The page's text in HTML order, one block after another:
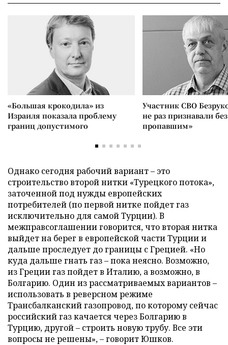
«Большая крокодила» из
Израиля показала проблему
границ допустимого
Участник СВО
не раз признавали
пропавшим»
Однако сегодня рабочий вариант – это
строительство второй нитки «Турецкого потока»,
заточенной под нужды европейских
потребителей (по первой нитке пойдет газ
исключительно для самой Турции). В
межправсоглашении говорится, что вторая нитка
выйдет на берег в европейской части Турции и
дальше проследует до границы с Грецией. «Но
куда дальше гнать газ – пока неясно. Возможно,
из Греции газ пойдет в Италию, а возможно, в
Болгарию. Один из рассматриваемых вариантов –
использовать в реверсном режиме
Трансбалканский газопровод, по которому сейчас
российский газ качается через Болгарию в
Турцию, другой – строить новую трубу. Все эти
вопросы не решены», – говорит Юшков.